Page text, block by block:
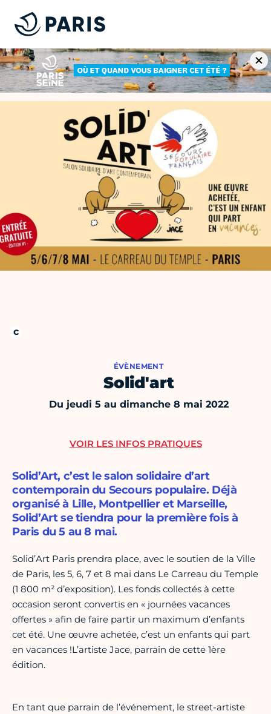
ÉVÈNEMENT
Solid'art
Du jeudi 5 au dimanche 8 mai 2022
Solid’Art, c’est le salon solidaire d’art
contemporain du Secours populaire. Déjà
organisé à Lille, Montpellier et Marseille,
Solid’Art se tiendra pour la première fois à
Paris du 5 au 8 mai.
Solid’Art Paris prendra place, avec le soutien de la Ville
de Paris, les 5, 6, 7 et 8 mai dans Le Carreau du Temple
(1 800 m² d’exposition). Les fonds collectés à cette
occasion seront convertis en « journées vacances
offertes » afin de faire partir un maximum d’enfants
cet été. Une œuvre achetée, c’est un enfants qui part
en vacances !L’artiste Jace, parrain de cette 1ère
édition.
En tant que parrain de l’événement, le street-artiste
VOIR LES INFOS PRATIQUES